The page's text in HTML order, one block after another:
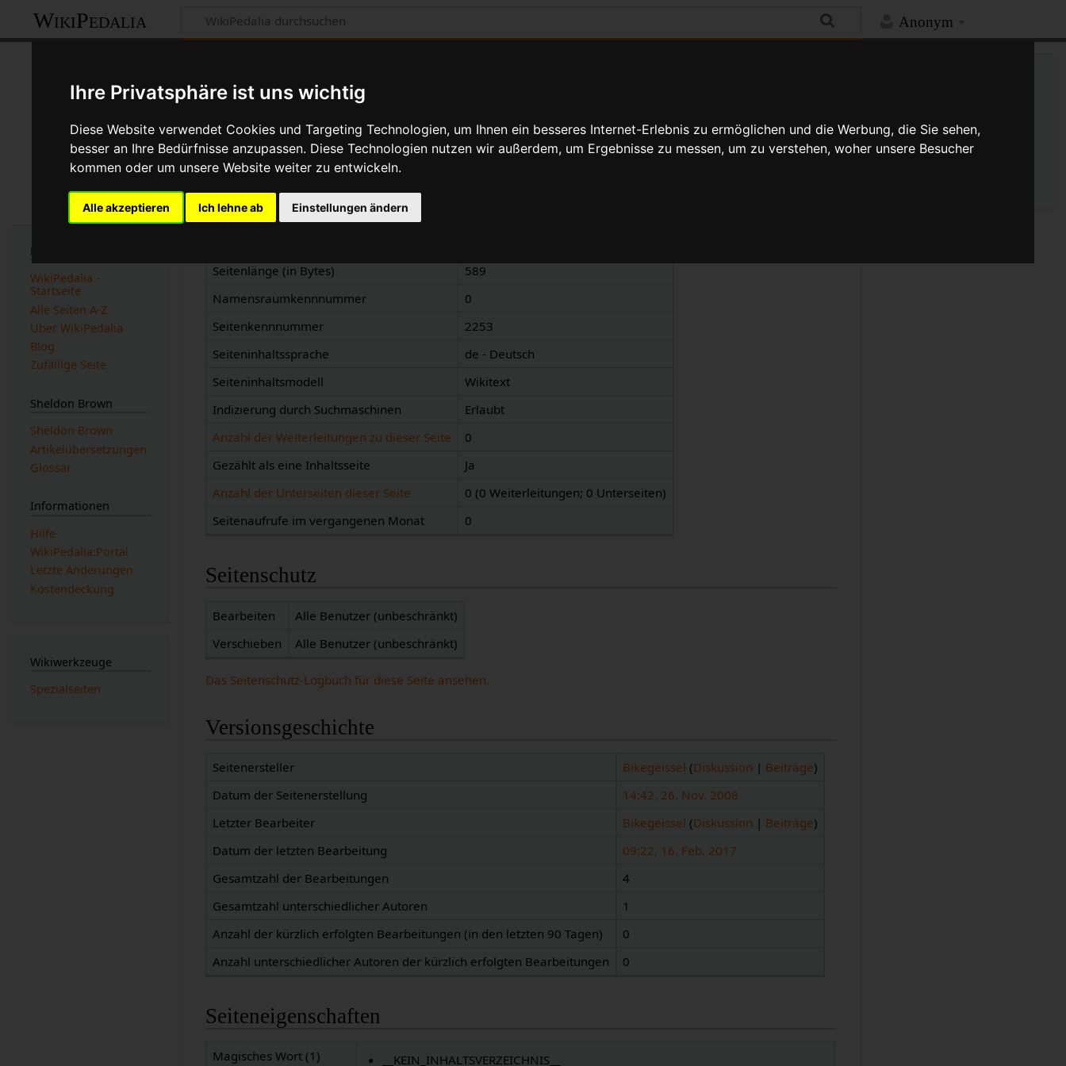
Ihre Privatsphäre ist uns wichtig
Diese Website verwendet Cookies und Targeting Technologien, um Ihnen ein besseres Internet-Erlebnis zu ermöglichen und die Werbung, die Sie sehen,
besser an Ihre Bedürfnisse anzupassen. Diese Technologien nutzen wir außerdem, um Ergebnisse zu messen, um zu verstehen, woher unsere Besucher
kommen oder um unsere Website weiter zu entwickeln.
Alle akzeptieren Ich lehne ab Einstellungen ändern
Anonym
WikiPedalia
Basisinformationen
Anzeigetitel
Seitenlänge (in Bytes)
589
Namensraumkennnummer
0
Seitenkennnummer
2253
Seiteninhaltssprache
de - Deutsch
Seiteninhaltsmodell
Wikitext
Indizierung durch Suchmaschinen
Erlaubt
Anzahl der Weiterleitungen zu dieser Seite
0
Gezählt als eine Inhaltsseite
Ja
Anzahl der Unterseiten dieser Seite
0 (0 Weiterleitungen; 0 Unterseiten)
Seitenaufrufe im vergangenen Monat
0
Seitenschutz
Bearbeiten
Alle Benutzer (unbeschränkt)
Verschieben
Alle Benutzer (unbeschränkt)
Das Seitenschutz-Logbuch für diese Seite ansehen.
Versionsgeschichte
Seitenersteller Bikegeissel (Diskussion | Beiträge)
Datum der Seitenerstellung
14:42, 26. Nov. 2008
Letzter Bearbeiter
Bikegeissel (Diskussion | Beiträge)
Datum der letzten Bearbeitung
09:22, 16. Feb. 2017
Gesamtzahl der Bearbeitungen
4
Gesamtzahl unterschiedlicher Autoren
1
Anzahl der kürzlich erfolgten Bearbeitungen (in den letzten 90 Tagen)
0
Anzahl unterschiedlicher Autoren der kürzlich erfolgten Bearbeitungen
0
Seiteneigenschaften
Magisches Wort (1) __KEIN_INHALTSVERZEICHNIS__
Navigation
WikiPedalia -
Startseite
Alle Seiten A-Z
Über WikiPedalia
Blog
Zufällige Seite
Sheldon Brown
Sheldon Brown
Artikelübersetzungen
Glossar
Informationen
Hilfe
WikiPedalia:Portal
Letzte Änderungen
Kostendeckung
Wikiwerkzeuge
Spezialseiten
Änderungen an verlinkten
Seiten
Seiten­­informationen